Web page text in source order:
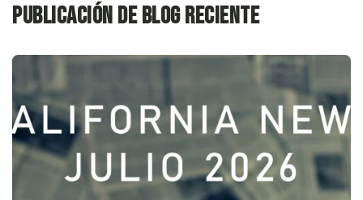
Publicación de blog reciente